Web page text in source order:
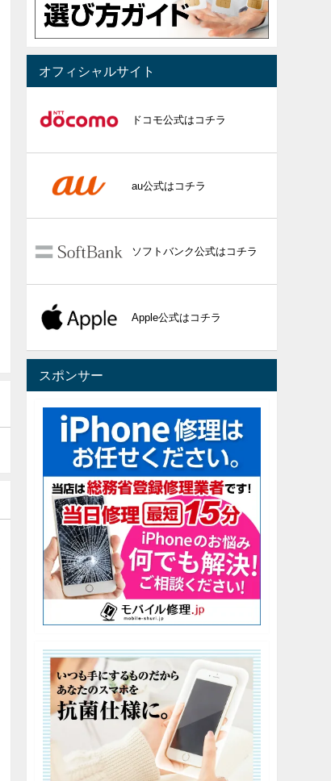
オフィシャルサイト
ドコモ公式はコチラ
au公式はコチラ
ソフトバンク公式はコチラ
Apple公式はコチラ
スポンサー